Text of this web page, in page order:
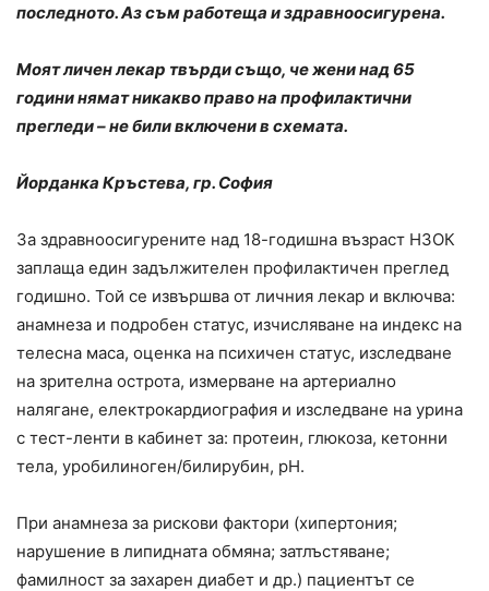
последното. Аз съм работеща и здравноосигурена.
Моят личен лекар твърди също, че жени над 65
години нямат никакво право на профилактични
прегледи – не били включени в схемата.
Йорданка Кръстева, гр. София
За здравноосигурените над 18-годишна възраст НЗОК
заплаща един задължителен профилактичен преглед
годишно. Той се извършва от личния лекар и включва:
анамнеза и подробен статус, изчисляване на индекс на
телесна маса, оценка на психичен статус, изследване
на зрителна острота, измерване на артериално
налягане, електрокардиография и изследване на урина
с тест-ленти в кабинет за: протеин, глюкоза, кетонни
тела, уробилиноген/билирубин, pH.
При анамнеза за рискови фактори (хипертония;
нарушение в липидната обмяна; затлъстяване;
фамилност за захарен диабет и др.) пациентът се